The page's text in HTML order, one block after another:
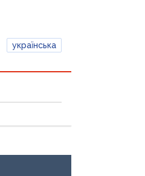
українська